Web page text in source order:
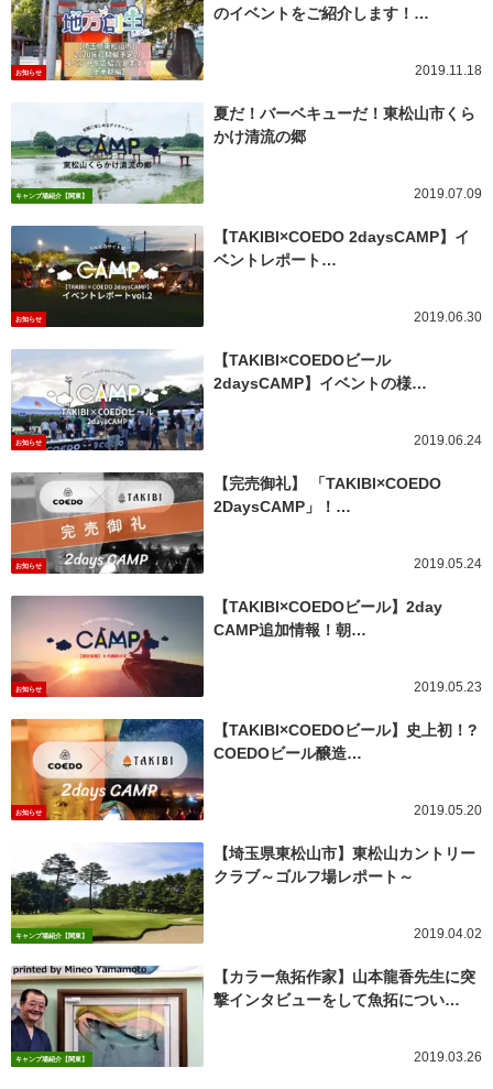
お知らせ
のイベントをご紹介します！…
2019.11.18
キャンプ場紹介【関東】
夏だ！バーベキューだ！東松山市くら
かけ清流の郷
2019.07.09
お知らせ
【TAKIBI×COEDO 2daysCAMP】イ
ベントレポート…
2019.06.30
お知らせ
【TAKIBI×COEDOビール
2daysCAMP】イベントの様…
2019.06.24
お知らせ
【完売御礼】 「TAKIBI×COEDO
2DaysCAMP」！…
2019.05.24
お知らせ
【TAKIBI×COEDOビール】2day
CAMP追加情報！朝…
2019.05.23
お知らせ
【TAKIBI×COEDOビール】史上初！?
COEDOビール醸造…
2019.05.20
キャンプ場紹介【関東】
【埼玉県東松山市】東松山カントリー
クラブ～ゴルフ場レポート～
2019.04.02
キャンプ場紹介【関東】
【カラー魚拓作家】山本龍香先生に突
撃インタビューをして魚拓につい…
2019.03.26